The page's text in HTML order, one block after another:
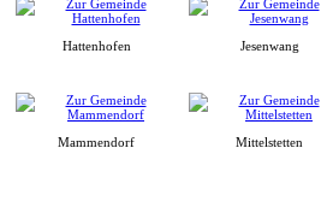
Hattenhofen Jesenwang
Mammendorf Mittelstetten